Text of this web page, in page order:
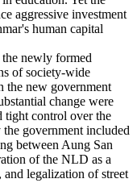
aggressive investment
human capital
newly formed
of society-wide
the new government
change were
tight control over the
the government included
between Aung San
of the NLD as a
legalization of street